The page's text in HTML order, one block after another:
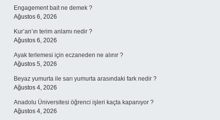
Engagement bait ne demek ?
Ağustos 6, 2026
Kur’an’ın terim anlamı nedir ?
Ağustos 6, 2026
Ayak terlemesi için eczaneden ne alınır ?
Ağustos 5, 2026
Beyaz yumurta ile sarı yumurta arasındaki fark nedir ?
Ağustos 4, 2026
Anadolu Üniversitesi öğrenci işleri kaçta kapanıyor ?
Ağustos 4, 2026